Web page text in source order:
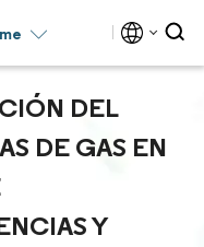
DEL
DE GAS EN
Y